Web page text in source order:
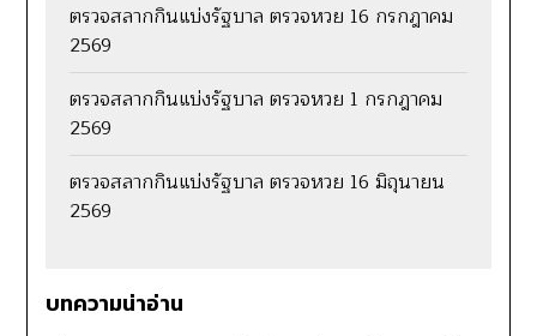
ตรวจสลากกินแบ่งรัฐบาล ตรวจหวย 16 กรกฎาคม
2569
ตรวจสลากกินแบ่งรัฐบาล ตรวจหวย 1 กรกฎาคม
2569
ตรวจสลากกินแบ่งรัฐบาล ตรวจหวย 16 มิถุนายน
2569
บทความน่าอ่าน